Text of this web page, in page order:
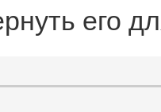
его